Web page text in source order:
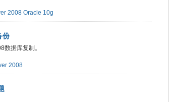
2008 Oracle 10g
份
据库复制。
2008